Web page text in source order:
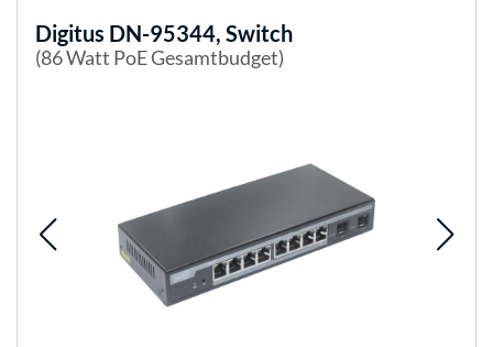
Digitus DN-95344, Switch
(86 Watt PoE Gesamtbudget)